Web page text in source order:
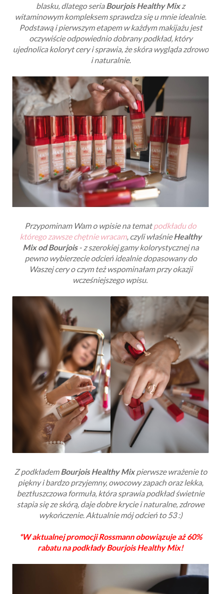
blasku, dlatego seriaBourjois Healthy Mixz
witaminowym kompleksem sprawdza się u mnie idealnie.
Podstawą i pierwszym etapem w każdym makijażu jest
oczywiście odpowiednio dobrany podkład, który
ujednolica koloryt cery i sprawia, że skóra wygląda zdrowo
i naturalnie.
Przypominam Wam o wpisie na tematpodkładu do
którego zawsze chętnie wracam, czyli właśnieHealthy
Mix od Bourjois- z szerokiej gamy kolorystycznej na
pewno wybierzecie odcień idealnie dopasowany do
Waszej cery o czym też wspominałam przy okazji
wcześniejszego wpisu.
Z podkłademBourjois Healthy Mixpierwsze wrażenie to
piękny i bardzo przyjemny, owocowy zapach oraz lekka,
beztłuszczowa formuła, która sprawia podkład świetnie
stapia się ze skórą, daje dobre krycie i naturalne, zdrowe
wykończenie. Aktualnie mój odcień to 53 :)
*W aktualnej promocji Rossmann obowiązuje aż 60%
rabatu na podkłady Bourjois Healthy Mix!